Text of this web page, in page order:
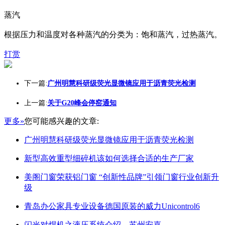
蒸汽
根据压力和温度对各种蒸汽的分类为：饱和蒸汽，过热蒸汽。
打赏
下一篇:广州明慧科研级荧光显微镜应用于沥青荧光检测
上一篇:关于G20峰会停窑通知
更多»您可能感兴趣的文章:
广州明慧科研级荧光显微镜应用于沥青荧光检测
新型高效重型细碎机该如何选择合适的生产厂家
美阁门窗荣获铝门窗 “创新性品牌”引领门窗行业创新升
级
青岛办公家具专业设备德国原装的威力Unicontrol6